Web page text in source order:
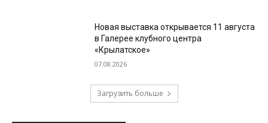
Новая выставка открывается 11 августа
в Галерее клубного центра
«Крылатское»
07.08.2026
Загрузить больше